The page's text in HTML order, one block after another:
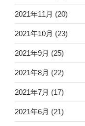
2021年11月 (20)
2021年10月 (23)
2021年9月 (25)
2021年8月 (22)
2021年7月 (17)
2021年6月 (21)